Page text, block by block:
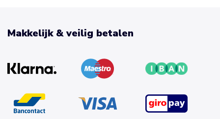
Makkelijk & veilig betalen